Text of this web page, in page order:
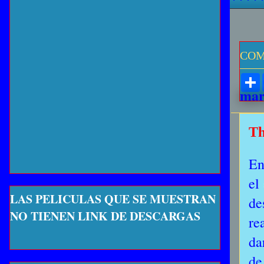
r
el
LAS PELICULAS QUE SE MUESTRAN
NO TIENEN LINK DE DESCARGAS